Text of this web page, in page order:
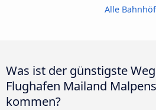
Alle
Was ist der günstigste
Flughafen Mailand
kommen?